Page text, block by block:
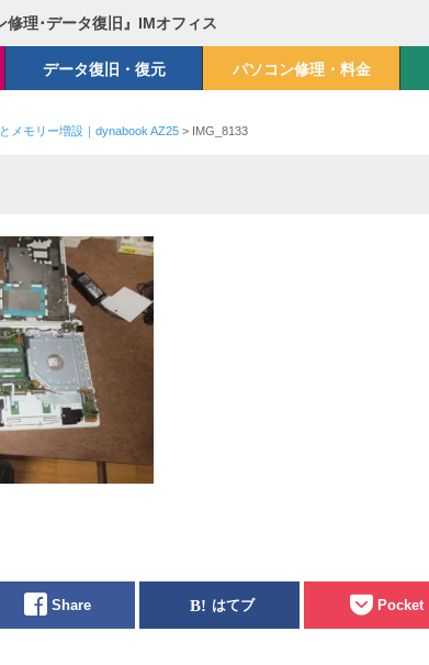
理･データ復旧』IMオフィス
データ復旧・復元 パソコン修理・料金
メモリー増設｜dynabook AZ25> IMG_8133
Share はてブ Pocket